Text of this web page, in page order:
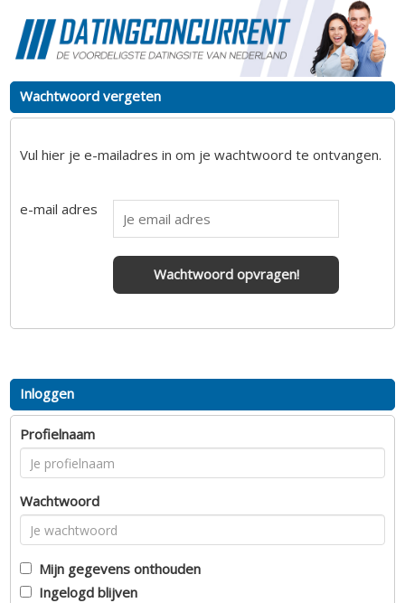
Wachtwoord vergeten
Vul hier je e-mailadres in om je wachtwoord te ontvangen.
e-mail adres
Wachtwoord opvragen!
Inloggen
Profielnaam
Wachtwoord
Mijn gegevens onthouden
Ingelogd blijven